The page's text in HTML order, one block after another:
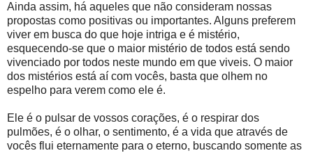
Ainda assim, há aqueles que não consideram nossas
propostas como positivas ou importantes. Alguns preferem
viver em busca do que hoje intriga e é mistério,
esquecendo-se que o maior mistério de todos está sendo
vivenciado por todos neste mundo em que viveis. O maior
dos mistérios está aí com vocês, basta que olhem no
espelho para verem como ele é.
Ele é o pulsar de vossos corações, é o respirar dos
pulmões, é o olhar, o sentimento, é a vida que através de
vocês flui eternamente para o eterno, buscando somente as